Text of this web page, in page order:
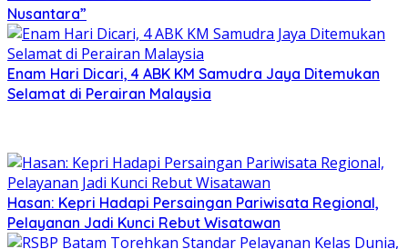
Nusantara”
Enam Hari Dicari, 4 ABK KM Samudra Jaya Ditemukan
Selamat di Perairan Malaysia
Hasan: Kepri Hadapi Persaingan Pariwisata Regional,
Pelayanan Jadi Kunci Rebut Wisatawan